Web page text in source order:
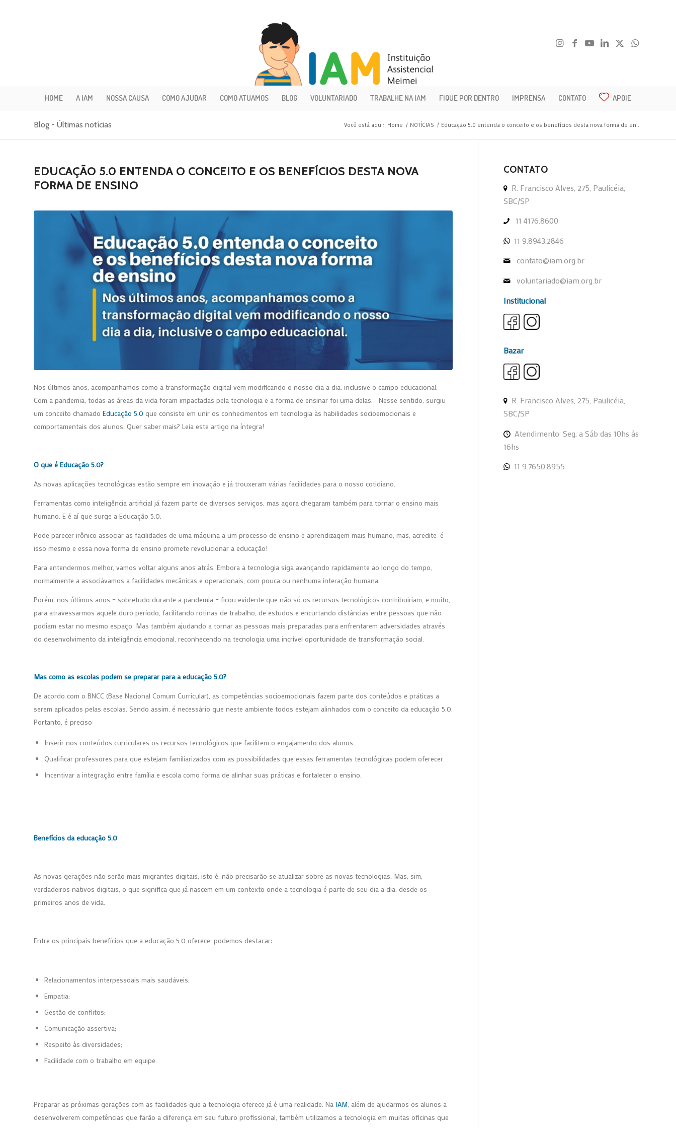
HOME A IAM NOSSA CAUSA COMO AJUDAR COMO ATUAMOS BLOG VOLUNTARIADO TRABALHE NA IAM FIQUE POR DENTRO IMPRENSA CONTATO APOIE
Blog - Últimas notícias Você está aqui: Home / NOTÍCIAS / Educação 5.0 entenda o conceito e os benefícios desta nova forma de en...
EDUCAÇÃO 5.0 ENTENDA O CONCEITO E OS BENEFÍCIOS DESTA NOVA
FORMA DE ENSINO
Nos últimos anos, acompanhamos como a transformação digital vem modificando o nosso dia a dia, inclusive o campo educacional.
Com a pandemia, todas as áreas da vida foram impactadas pela tecnologia e a forma de ensinar foi uma delas. Nesse sentido, surgiu
um conceito chamado Educação 5.0 que consiste em unir os conhecimentos em tecnologia às habilidades socioemocionais e
comportamentais dos alunos. Quer saber mais? Leia este artigo na íntegra!
O que é Educação 5.0?
As novas aplicações tecnológicas estão sempre em inovação e já trouxeram várias facilidades para o nosso cotidiano.
Ferramentas como inteligência artificial já fazem parte de diversos serviços, mas agora chegaram também para tornar o ensino mais
humano. E é aí que surge a Educação 5.0.
Pode parecer irônico associar as facilidades de uma máquina a um processo de ensino e aprendizagem mais humano, mas, acredite: é
isso mesmo e essa nova forma de ensino promete revolucionar a educação!
Para entendermos melhor, vamos voltar alguns anos atrás. Embora a tecnologia siga avançando rapidamente ao longo do tempo,
normalmente a associávamos a facilidades mecânicas e operacionais, com pouca ou nenhuma interação humana.
Porém, nos últimos anos – sobretudo durante a pandemia – ficou evidente que não só os recursos tecnológicos contribuiriam, e muito,
para atravessarmos aquele duro período, facilitando rotinas de trabalho, de estudos e encurtando distâncias entre pessoas que não
podiam estar no mesmo espaço. Mas também ajudando a tornar as pessoas mais preparadas para enfrentarem adversidades através
do desenvolvimento da inteligência emocional, reconhecendo na tecnologia uma incrível oportunidade de transformação social.
Mas como as escolas podem se preparar para a educação 5.0?
De acordo com o BNCC (Base Nacional Comum Curricular), as competências socioemocionais fazem parte dos conteúdos e práticas a
serem aplicados pelas escolas. Sendo assim, é necessário que neste ambiente todos estejam alinhados com o conceito da educação 5.0.
Portanto, é preciso:
Inserir nos conteúdos curriculares os recursos tecnológicos que facilitem o engajamento dos alunos.
Qualificar professores para que estejam familiarizados com as possibilidades que essas ferramentas tecnológicas podem oferecer.
Incentivar a integração entre família e escola como forma de alinhar suas práticas e fortalecer o ensino.
Benefícios da educação 5.0
As novas gerações não serão mais migrantes digitais, isto é, não precisarão se atualizar sobre as novas tecnologias. Mas, sim,
verdadeiros nativos digitais, o que significa que já nascem em um contexto onde a tecnologia é parte de seu dia a dia, desde os
primeiros anos de vida.
Entre os principais benefícios que a educação 5.0 oferece, podemos destacar:
Relacionamentos interpessoais mais saudáveis;
Empatia;
Gestão de conflitos;
Comunicação assertiva;
Respeito às diversidades;
Facilidade com o trabalho em equipe.
Preparar as próximas gerações com as facilidades que a tecnologia oferece já é uma realidade. Na IAM, além de ajudarmos os alunos a
desenvolverem competências que farão a diferença em seu futuro profissional, também utilizamos a tecnologia em muitas oficinas que
CONTATO
R. Francisco Alves, 275, Paulicéia,
SBC/SP
11 4176.8600
11 9.8943.2846
contato@iam.org.br
voluntariado@iam.org.br
Institucional
Bazar
R. Francisco Alves, 275, Paulicéia,
SBC/SP
Atendimento: Seg. a Sáb das 10hs às
16hs
11 9.7650.8955